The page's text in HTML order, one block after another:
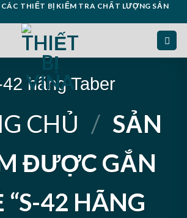
CÁC THIẾT BỊ KIỂM TRA CHẤT LƯỢNG SẢN
hãng Taber
CHỦ / SẢN
ĐƯỢC GẮN
“S-42 HÃNG